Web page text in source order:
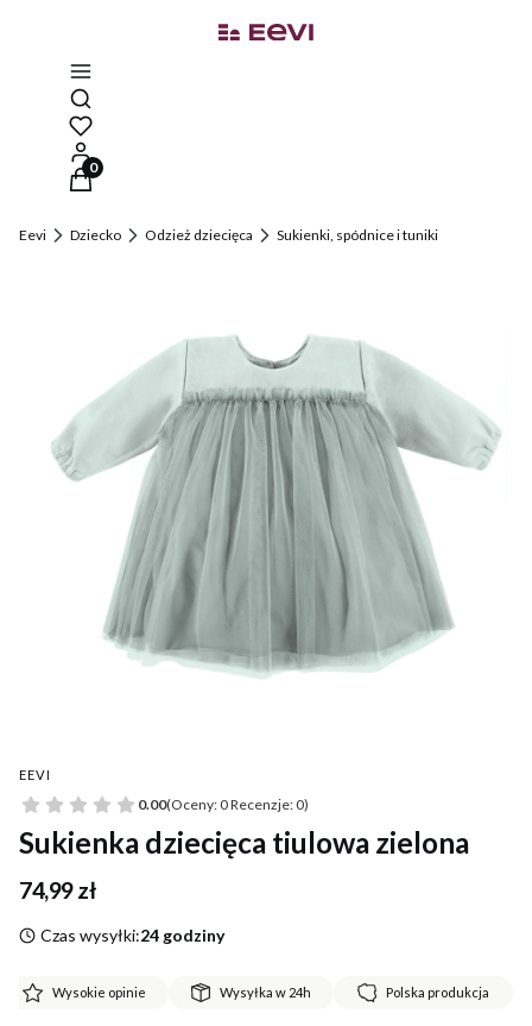
Otwórz wyszukiwarkę
Produkty w koszyku: 0. Zobacz szczegóły
Eevi Dziecko Odzież dziecięca Sukienki, spódnice i tuniki
EEVI
0.00(Oceny: 0 Recenzje: 0)
Sukienka dziecięca tiulowa zielona
Cena
74,99 zł
Czas wysyłki:24 godziny
Wysokie opinie Wysyłka w 24h Polska produkcja